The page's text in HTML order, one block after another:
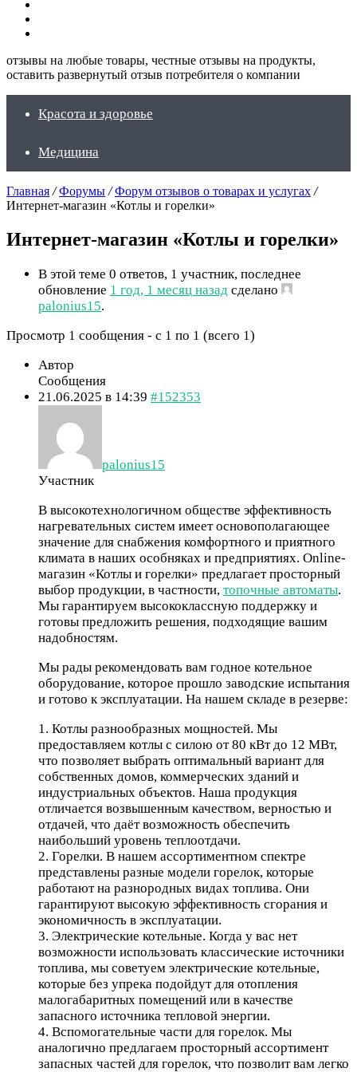
отзывы на любые товары, честные отзывы на продукты,
оставить развернутый отзыв потребителя о компании
Красота и здоровье
Медицина
Главная / Форумы / Форум отзывов о товарах и услугах /
Интернет-магазин «Котлы и горелки»
Интернет-магазин «Котлы и горелки»
В этой теме 0 ответов, 1 участник, последнее
обновление 1 год, 1 месяц назад сделано
palonius15.
Просмотр 1 сообщения - с 1 по 1 (всего 1)
Автор
Сообщения
21.06.2025 в 14:39 #152353
palonius15
Участник
В высокотехнологичном обществе эффективность
нагревательных систем имеет основополагающее
значение для снабжения комфортного и приятного
климата в наших особняках и предприятиях. Online-
магазин «Котлы и горелки» предлагает просторный
выбор продукции, в частности, топочные автоматы.
Мы гарантируем высококлассную поддержку и
готовы предложить решения, подходящие вашим
надобностям.
Мы рады рекомендовать вам годное котельное
оборудование, которое прошло заводские испытания
и готово к эксплуатации. На нашем складе в резерве:
1. Котлы разнообразных мощностей. Мы
предоставляем котлы с силою от 80 кВт до 12 МВт,
что позволяет выбрать оптимальный вариант для
собственных домов, коммерческих зданий и
индустриальных объектов. Наша продукция
отличается возвышенным качеством, верностью и
отдачей, что даёт возможность обеспечить
наибольший уровень теплоотдачи.
2. Горелки. В нашем ассортиментном спектре
представлены разные модели горелок, которые
работают на разнородных видах топлива. Они
гарантируют высокую эффективность сгорания и
экономичность в эксплуатации.
3. Электрические котельные. Когда у вас нет
возможности использовать классические источники
топлива, мы советуем электрические котельные,
которые без упрека подойдут для отопления
малогабаритных помещений или в качестве
запасного источника тепловой энергии.
4. Вспомогательные части для горелок. Мы
аналогично предлагаем просторный ассортимент
запасных частей для горелок, что позволит вам легко